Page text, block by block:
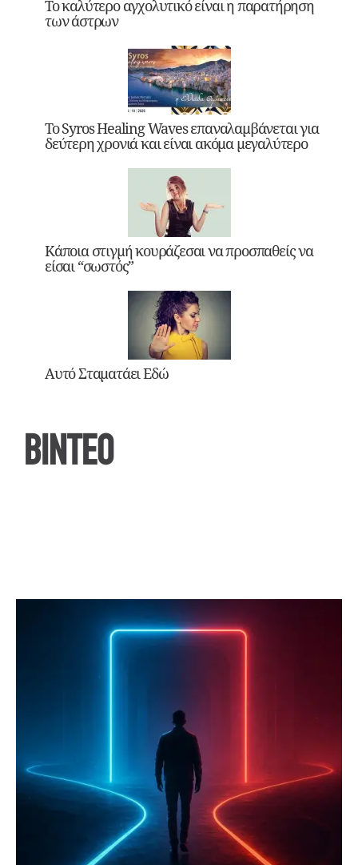
Το καλύτερο αγχολυτικό είναι η παρατήρηση
των άστρων
Το Syros Healing Waves επαναλαμβάνεται για
δεύτερη χρονιά και είναι ακόμα μεγαλύτερο
Κάποια στιγμή κουράζεσαι να προσπαθείς να
είσαι “σωστός”
Αυτό Σταματάει Εδώ
ΒΙΝΤΕΟ